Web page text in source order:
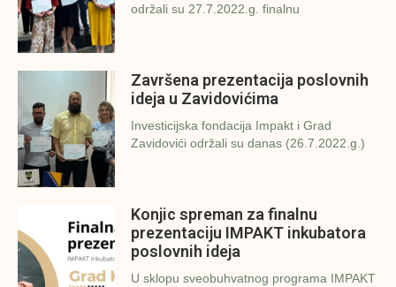
održali su 27.7.2022.g. finalnu
Završena prezentacija poslovnih
ideja u Zavidovićima
Investicijska fondacija Impakt i Grad
Zavidovići održali su danas (26.7.2022.g.)
Konjic spreman za finalnu
prezentaciju IMPAKT inkubatora
poslovnih ideja
U sklopu sveobuhvatnog programa IMPAKT